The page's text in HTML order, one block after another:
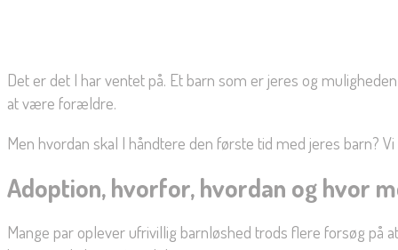
Det er det I har ventet på. Et barn som er jeres og
at være forældre.
Men hvordan skal I håndtere den første tid med jeres barn?
Adoption, hvorfor, hvordan og hvor
Mange par oplever ufrivillig barnløshed trods flere forsøg